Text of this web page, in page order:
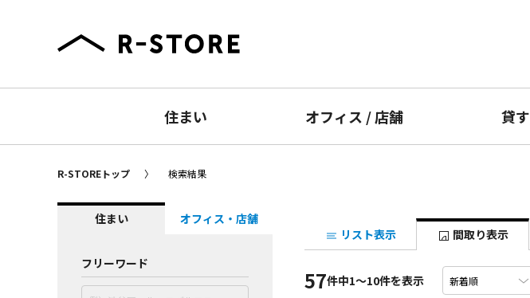
住まい オフィス /店舗 貸す
R-STOREトップ 検索結果
住まい オフィス・店舗
フリーワード
リスト表示 間取り表示
57件中1〜10件を表示